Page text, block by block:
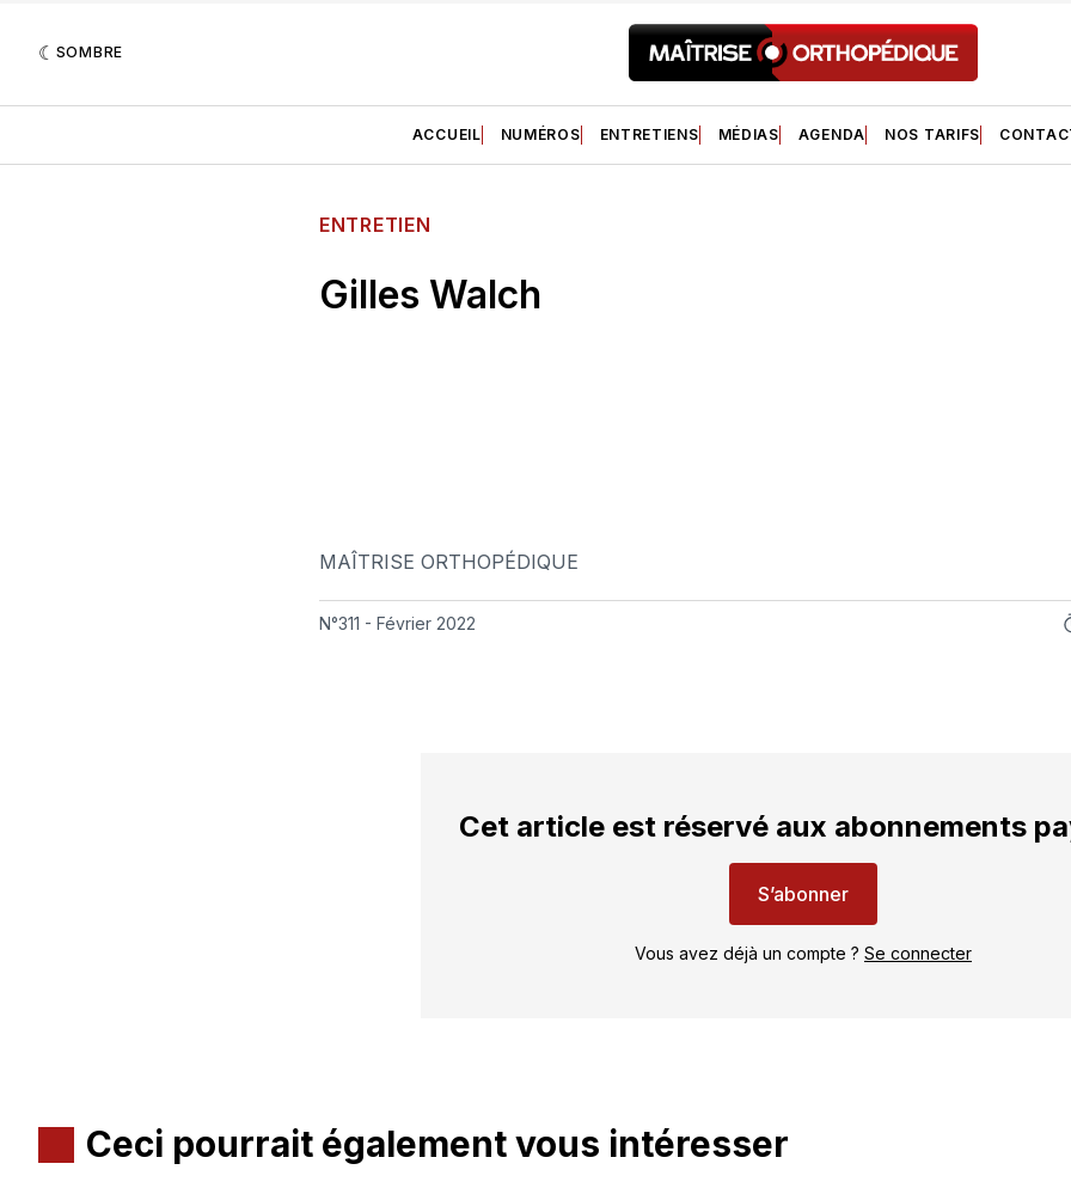
SOMBRE
ACCUEIL NUMÉROS ENTRETIENS MÉDIAS AGENDA NOS TARIFS
ENTRETIEN
Gilles Walch
MAÎTRISE ORTHOPÉDIQUE
N°311 - Février 2022
Cet article est réservé aux abonnements
S’abonner
Vous avez déjà un compte ? Se connecter
Ceci pourrait également vous intéresser